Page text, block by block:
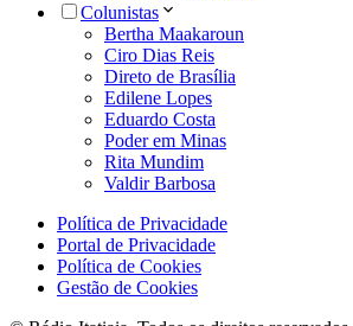
Colunistas
Bertha Maakaroun
Ciro Dias Reis
Direto de Brasília
Edilene Lopes
Eduardo Costa
Poder em Minas
Rita Mundim
Valdir Barbosa
Política de Privacidade
Portal de Privacidade
Política de Cookies
Gestão de Cookies